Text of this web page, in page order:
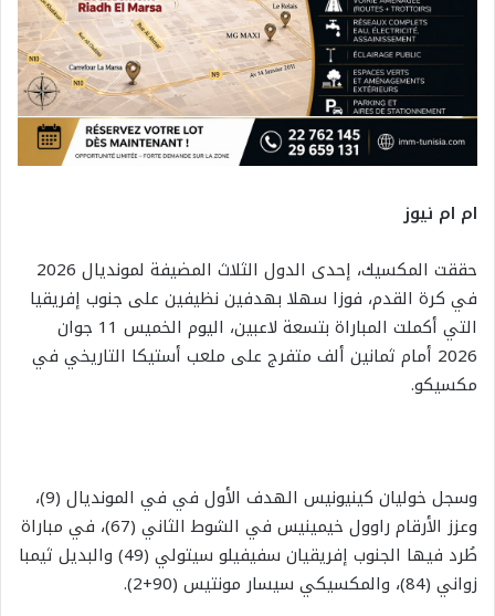
ام ام نيوز
حققت المكسيك، إحدى الدول الثلاث المضيفة لمونديال 2026
في كرة القدم، فوزا سهلا بهدفين نظيفين على جنوب إفريقيا
التي أكملت المباراة بتسعة لاعبين، اليوم الخميس 11 جوان
2026 أمام ثمانين ألف متفرج على ملعب أستيكا التاريخي في
مكسيكو.
وسجل خوليان كينيونيس الهدف الأول في في المونديال (9)،
وعزز الأرقام راوول خيمينيس في الشوط الثاني (67)، في مباراة
طُرد فيها الجنوب إفريقيان سفيفيلو سيتولي (49) والبديل ثيمبا
زواني (84)، والمكسيكي سيسار مونتيس (90+2).